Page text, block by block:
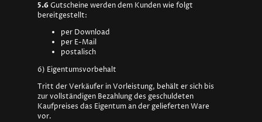
5.6 Gutscheine werden dem Kunden wie folgt
bereitgestellt:
per Download
per E-Mail
postalisch
6) Eigentumsvorbehalt
Tritt der Verkäufer in Vorleistung, behält er sich bis
zur vollständigen Bezahlung des geschuldeten
Kaufpreises das Eigentum an der gelieferten Ware
vor.